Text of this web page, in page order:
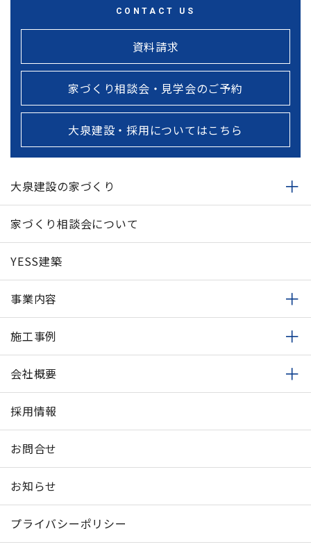
CONTACT US
資料請求
家づくり相談会・見学会のご予約
大泉建設・採用についてはこちら
大泉建設の家づくり
家づくり相談会について
YESS建築
事業内容
施工事例
会社概要
採用情報
お問合せ
お知らせ
プライバシーポリシー